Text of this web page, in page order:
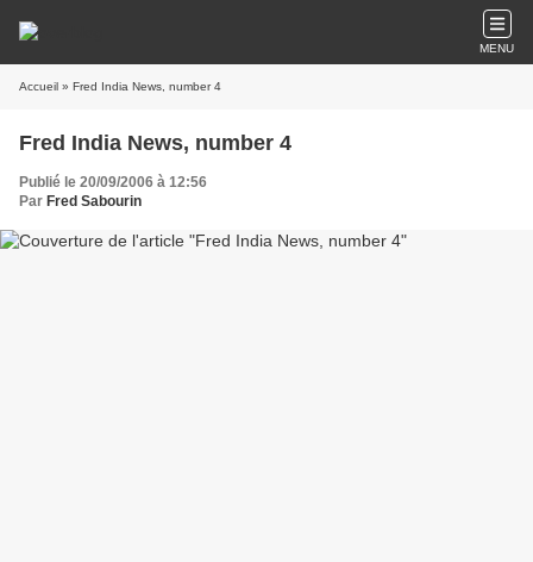
MENU
Accueil » Fred India News, number 4
Fred India News, number 4
Publié le 20/09/2006 à 12:56
Par Fred Sabourin